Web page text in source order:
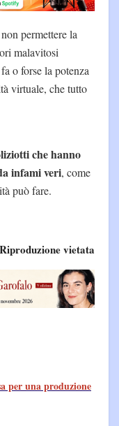
permettere la
malavitosi
o forse la potenza
virtuale, che tutto
che hanno
infami veri, come
può fare.
vietata
per una produzione